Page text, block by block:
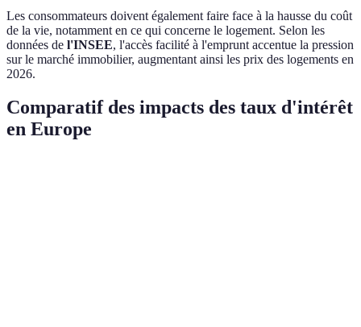
Les consommateurs doivent également faire face à la hausse du coût
de la vie, notamment en ce qui concerne le logement. Selon les
données de l'INSEE, l'accès facilité à l'emprunt accentue la pression
sur le marché immobilier, augmentant ainsi les prix des logements en
2026.
Comparatif des impacts des taux d'intérêt
en Europe